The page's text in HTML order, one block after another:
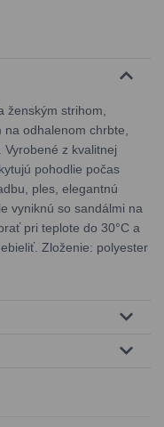
ženským strihom,
odhalenom chrbte,
z kvalitnej
pohodlie počas
ples, elegantnú
vyniknú so sandálmi na
pri teplote do 30°C a
Zloženie: polyester